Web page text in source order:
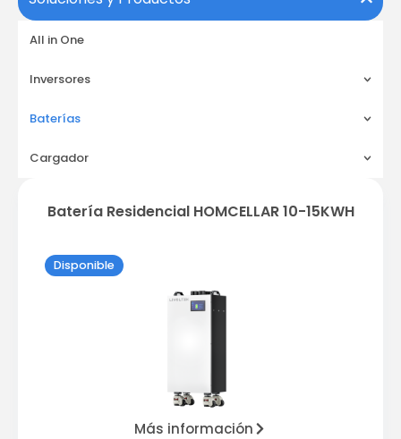
All in One
Inversores
Baterías
Cargador
Batería Residencial HOMCELLAR 10-15KWH
Disponible
Más información